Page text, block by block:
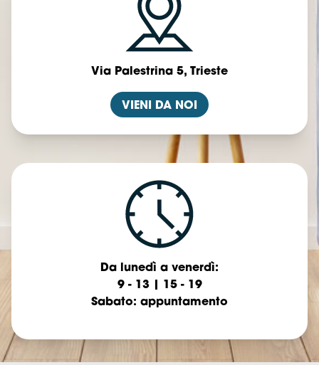
Via Palestrina 5, Trieste
VIENI DA NOI
Da lunedì a venerdì:
9 - 13 | 15 - 19
Sabato: appuntamento